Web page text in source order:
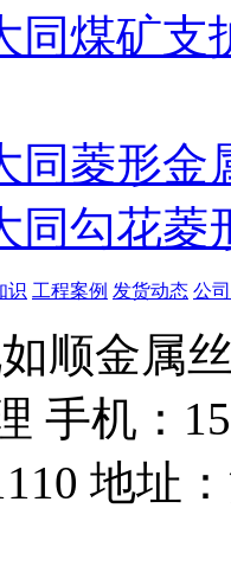
同煤矿支
同菱形金
同勾花菱
识 工程案例 发货动态 公
顺金属
手机：
地址